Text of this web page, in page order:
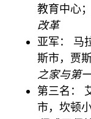
教育中心
改革
亚军： 马
斯市，贾
之家与第
第三名：
市，坎顿